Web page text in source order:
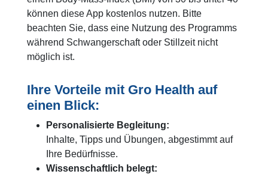
können diese App kostenlos nutzen. Bitte
beachten Sie, dass eine Nutzung des Programms
während Schwangerschaft oder Stillzeit nicht
möglich ist.
Ihre Vorteile mit Gro Health auf
einen Blick:
Personalisierte Begleitung:
Inhalte, Tipps und Übungen, abgestimmt auf
Ihre Bedürfnisse.
Wissenschaftlich belegt: